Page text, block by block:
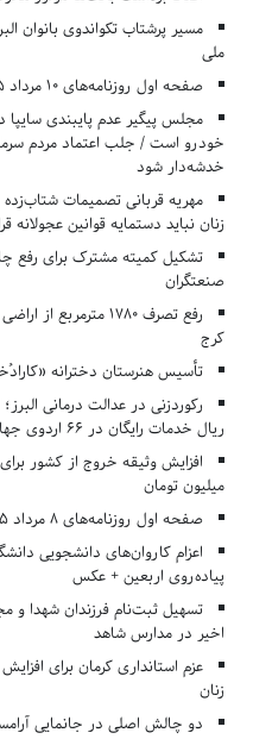
مسیر پرشتاب تکواندوی بانوان
ملی
صفحه اول روزنامه‌های 10 مرداد 1405
مجلس پیگیر عدم پایبندی سایپا
خودرو است / جلب اعتماد مردم
خدشه‌دار شود
مهریه قربانی تصمیمات
زنان نباید دستمایه قوانین عجولانه
تشکیل کمیته مشترک برای رفع
صنعتگران
رفع تصرف ۱۷۸۰
کرج
تأسیس هنرستان دخترانه
ریال خدمات رایگان در ۶۶ اردوی جهادی سلامت
میلیون تومان
صفحه اول روزنامه‌های 8 مرداد 1405
اعزام کاروان‌های دانشجویی
پیاده‌روی اربعین + عکس
تسهیل ثبت‌نام فرزندان شهدا
اخیر در مدارس شاهد
عزم استانداری کرمان برای
زنان
دو چالش اصلی در جانمایی